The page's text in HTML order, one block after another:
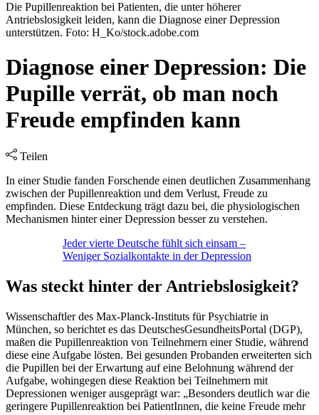
Die Pupillenreaktion bei Patienten, die unter höherer
Antriebslosigkeit leiden, kann die Diagnose einer Depression
unterstützen. Foto: H_Ko/stock.adobe.com
Diagnose einer Depression: Die
Pupille verrät, ob man noch
Freude empfinden kann
Teilen
In einer Studie fanden Forschende einen deutlichen Zusammenhang
zwischen der Pupillenreaktion und dem Verlust, Freude zu
empfinden. Diese Entdeckung trägt dazu bei, die physiologischen
Mechanismen hinter einer Depression besser zu verstehen.
Jeder vierte Deutsche fühlt sich einsam –
Weniger Sozialkontakte in der Depression
Was steckt hinter der Antriebslosigkeit?
Wissenschaftler des Max-Planck-Instituts für Psychiatrie in
München, so berichtet es das DeutschesGesundheitsPortal (DGP),
maßen die Pupillenreaktion von Teilnehmern einer Studie, während
diese eine Aufgabe lösten. Bei gesunden Probanden erweiterten sich
die Pupillen bei der Erwartung auf eine Belohnung während der
Aufgabe, wohingegen diese Reaktion bei Teilnehmern mit
Depressionen weniger ausgeprägt war: „Besonders deutlich war die
geringere Pupillenreaktion bei PatientInnen, die keine Freude mehr